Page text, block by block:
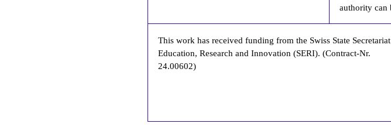
authority can
This work has received funding from the Swiss State
Education, Research and Innovation (SERI). (Contract-Nr.
24.00602)